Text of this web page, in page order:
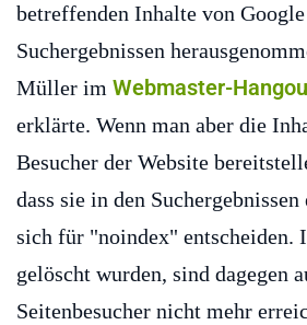
betreffenden Inhalte von Google
Suchergebnissen
Müller im Webmaster-
erklärte. Wenn man aber die
Besucher der Website
dass sie in den
sich für "noindex" entscheiden.
gelöscht wurden, sind dagegen
Seitenbesucher nicht mehr